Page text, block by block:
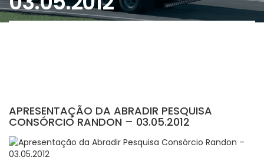
APRESENTAÇÃO DA ABRADIR PESQUISA
CONSÓRCIO RANDON – 03.05.2012